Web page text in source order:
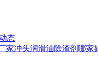
态
家冲头润滑油除渣剂哪家